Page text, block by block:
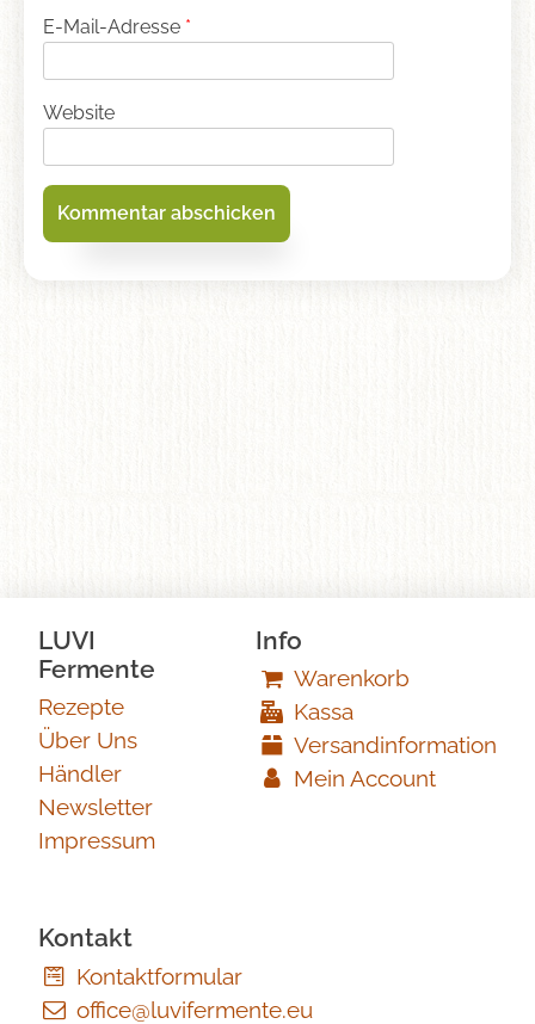
E-Mail-Adresse *
Website
LUVI
Fermente
Rezepte
Über Uns
Händler
Newsletter
Impressum
Info
Warenkorb
Kassa
Versandinformation
Mein Account
Kontakt
Kontaktformular
office@luvifermente.eu